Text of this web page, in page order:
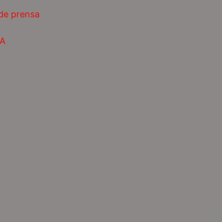
prensa